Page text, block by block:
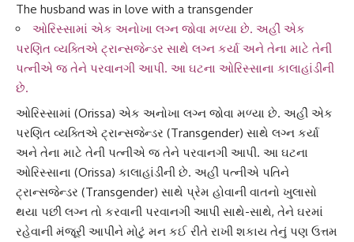
The husband was in love with a transgender
ઓરિસ્સામાં એક અનોખા લગ્ન જોવા મળ્યા છે. અહીં એક
પરણિત વ્યક્તિએ ટ્રાન્સજેન્ડર સાથે લગ્ન કર્યા અને તેના માટે તેની
પત્નીએ જ તેને પરવાનગી આપી. આ ઘટના ઓરિસ્સાના કાલાહાંડીની
છે.
ઓરિસ્સામાં (Orissa) એક અનોખા લગ્ન જોવા મળ્યા છે. અહીં એક
પરણિત વ્યક્તિએ ટ્રાન્સજેન્ડર (Transgender) સાથે લગ્ન કર્યા
અને તેના માટે તેની પત્નીએ જ તેને પરવાનગી આપી. આ ઘટના
ઓરિસ્સાના (Orissa) કાલાહાંડીની છે. અહીં પત્નીએ પતિને
ટ્રાન્સજેન્ડર (Transgender) સાથે પ્રેમ હોવાની વાતનો ખુલાસો
થયા પછી લગ્ન તો કરવાની પરવાનગી આપી સાથે-સાથે, તેને ઘરમાં
રહેવાની મંજૂરી આપીને મોટું મન કઈ રીતે રાખી શકાય તેનું પણ ઉત્તમ